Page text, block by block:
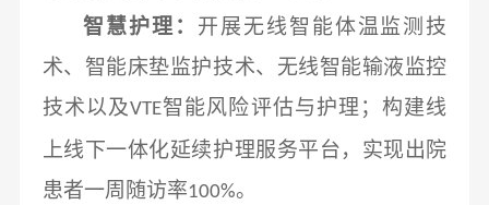
智慧护理： 开展无线智能体温监测技
术、智能床垫监护技术、无线智能输液监控
技术以及VTE智能风险评估与护理；构建线
上线下一体化延续护理服务平台，实现出院
患者一周随访率100%。